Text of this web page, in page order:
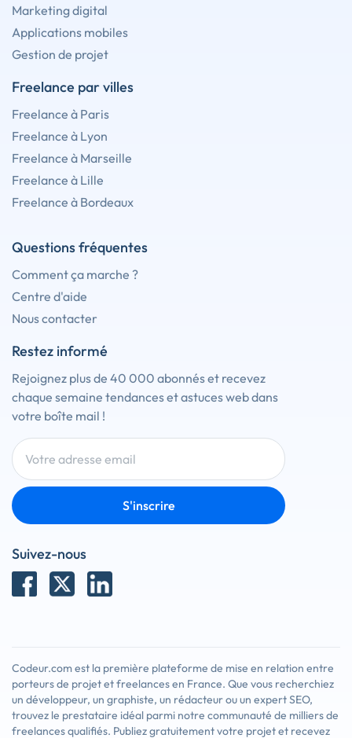
Marketing digital
Applications mobiles
Gestion de projet
Freelance par villes
Freelance à Paris
Freelance à Lyon
Freelance à Marseille
Freelance à Lille
Freelance à Bordeaux
Questions fréquentes
Comment ça marche ?
Centre d'aide
Nous contacter
Restez informé
Rejoignez plus de 40 000 abonnés et recevez
chaque semaine tendances et astuces web dans
votre boîte mail !
S'inscrire
Suivez-nous
Codeur.com est la première plateforme de mise en relation entre
porteurs de projet et freelances en France. Que vous recherchiez
un développeur, un graphiste, un rédacteur ou un expert SEO,
trouvez le prestataire idéal parmi notre communauté de milliers de
freelances qualifiés. Publiez gratuitement votre projet et recevez